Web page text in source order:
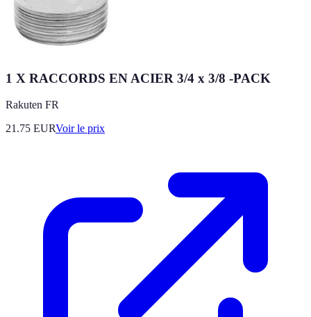
1 X RACCORDS EN ACIER 3/4 x 3/8 -PACK
Rakuten FR
21.75 EURVoir le prix